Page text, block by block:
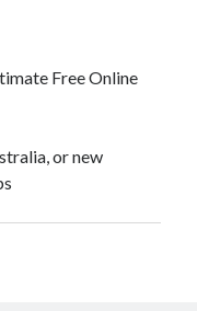
Free Online
or new